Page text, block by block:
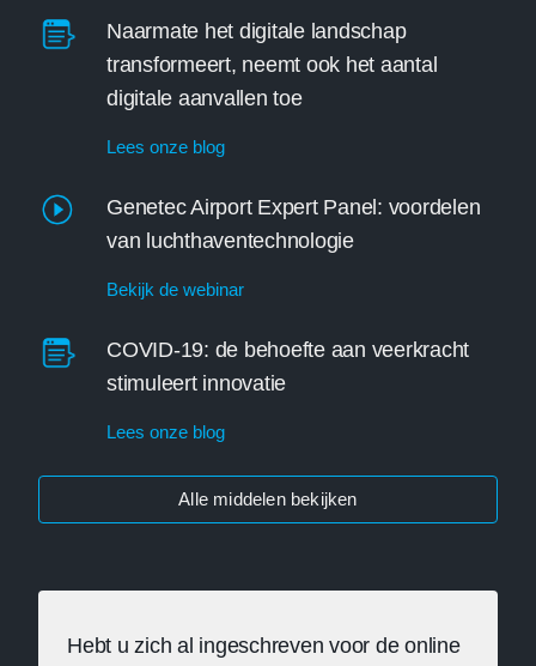
Naarmate het digitale landschap
transformeert, neemt ook het aantal
digitale aanvallen toe
Lees onze blog
Genetec Airport Expert Panel: voordelen
van luchthaventechnologie
Bekijk de webinar
COVID-19: de behoefte aan veerkracht
stimuleert innovatie
Lees onze blog
Alle middelen bekijken
Hebt u zich al ingeschreven voor de online